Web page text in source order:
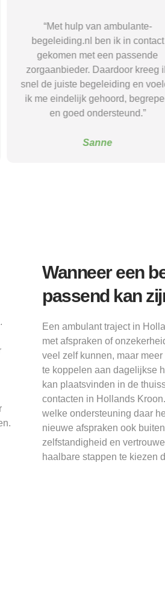
“Met hulp van ambulante-
begeleiding.nl ben ik in contact
gekomen met een passende
zorgaanbieder. Daardoor kreeg
snel de juiste begeleiding en
ik me eindelijk gehoord,
en goed ondersteund.”
Sanne
Wanneer een
passend kan
Een ambulant traject in
met afspraken of
veel zelf kunnen, maar
te koppelen aan dagelijkse
kan plaatsvinden in de
contacten in Hollands
welke ondersteuning daar
nieuwe afspraken ook
zelfstandigheid en
haalbare stappen te kiezen